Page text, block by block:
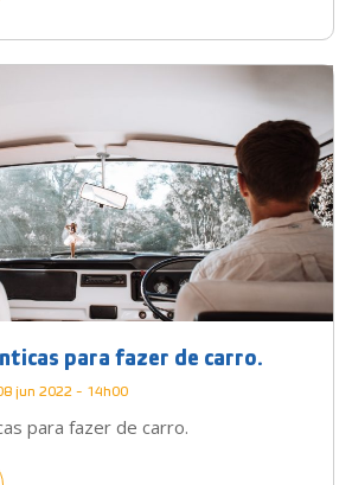
para fazer de carro.
jun 2022 - 14h00
para fazer de carro.